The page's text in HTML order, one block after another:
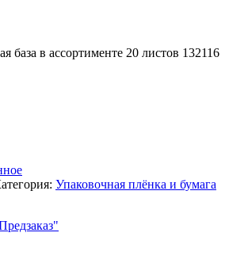
база в ассортименте 20 листов 132116
Упаковочная плёнка и бумага